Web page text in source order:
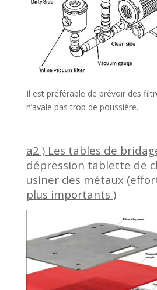
Il est préférable de prévoir des
n’avale pas trop de poussière.
a2 ) Les tables de
dépression tablette de
usiner des métaux
plus importants )